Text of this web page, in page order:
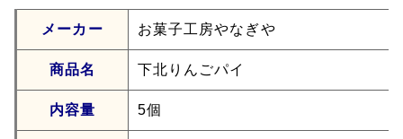
メーカー お菓子工房やなぎや
商品名 下北りんごパイ
内容量 5個